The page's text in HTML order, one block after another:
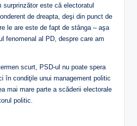
surprinzător este că electoratul
de dreapta, deşi din punct de
le are este de fapt de stânga – aşa
fenomenal al PD, despre care am
scurt, PSD-ul nu poate spera
în condiţile unui management politic
mai mare parte a scăderii electorale
politic.